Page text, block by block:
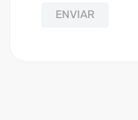
ENVIAR